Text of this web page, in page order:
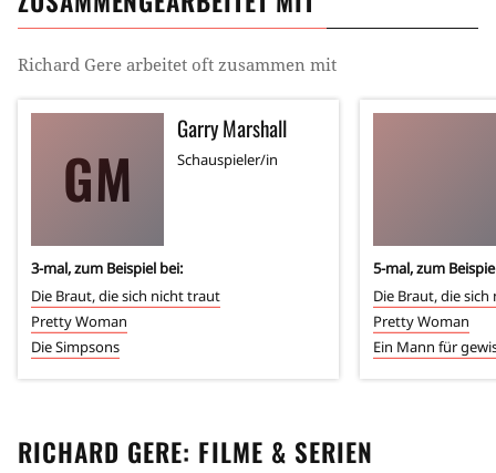
Richard Gere arbeitet oft zusammen mit
GM
Garry Marshall
Schauspieler/in
3-mal, zum Beispiel bei:
Die Braut, die sich nicht traut
Pretty Woman
Die Simpsons
5-mal, zum
Die Braut, die
Pretty Woman
Ein Mann für
RICHARD GERE: FILME & SERIEN